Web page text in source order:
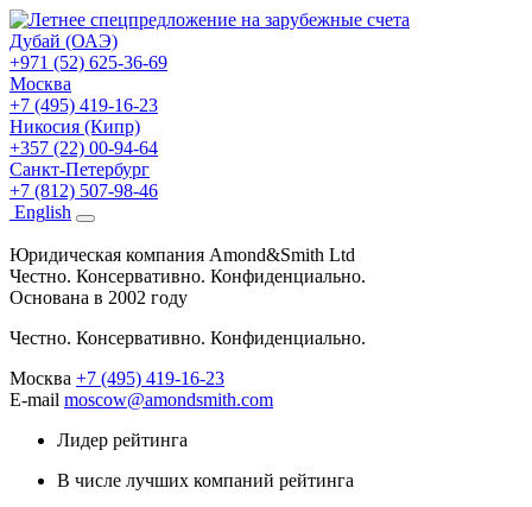
Дубай (ОАЭ)
+971 (52) 625-36-69
Москва
+7 (495) 419-16-23
Никосия (Кипр)
+357 (22) 00-94-64
Санкт-Петербург
+7 (812) 507-98-46
English
Юридическая компания Amond&Smith Ltd
Честно. Консервативно. Конфиденциально.
Основана в 2002 году
Честно. Консервативно. Конфиденциально.
Москва +7 (495) 419-16-23
E-mail moscow@amondsmith.com
Лидер рейтинга
В числе лучших компаний рейтинга